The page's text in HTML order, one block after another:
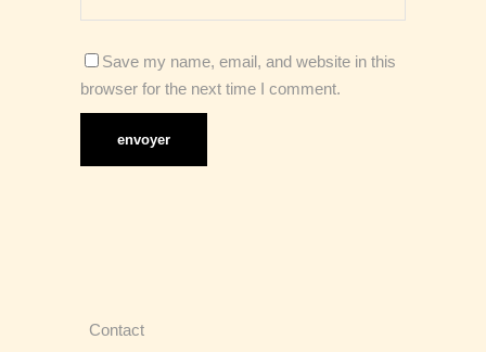
Save my name, email, and website in this
browser for the next time I comment.
Contact